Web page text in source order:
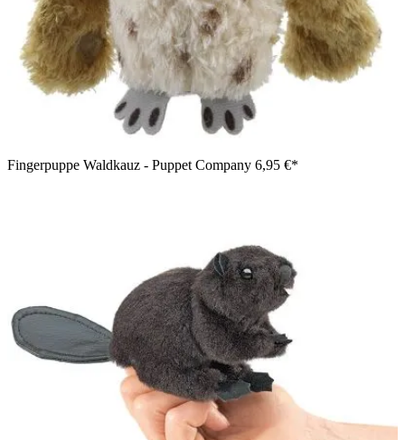
Fingerpuppe Waldkauz - Puppet Company 6,95 €*